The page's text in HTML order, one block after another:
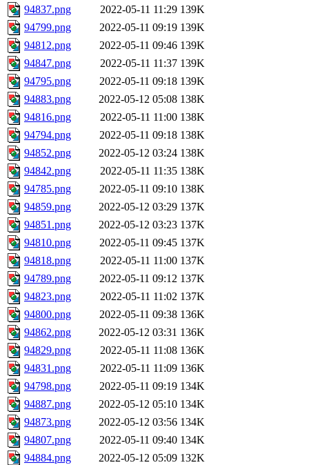
94837.png
2022-05-11 11:29 139K
94799.png
2022-05-11 09:19 139K
94812.png
2022-05-11 09:46 139K
94847.png
2022-05-11 11:37 139K
94795.png
2022-05-11 09:18 139K
94883.png
2022-05-12 05:08 138K
94816.png
2022-05-11 11:00 138K
94794.png
2022-05-11 09:18 138K
94852.png
2022-05-12 03:24 138K
94842.png
2022-05-11 11:35 138K
94785.png
2022-05-11 09:10 138K
94859.png
2022-05-12 03:29 137K
94851.png
2022-05-12 03:23 137K
94810.png
2022-05-11 09:45 137K
94818.png
2022-05-11 11:00 137K
94789.png
2022-05-11 09:12 137K
94823.png
2022-05-11 11:02 137K
94800.png
2022-05-11 09:38 136K
94862.png
2022-05-12 03:31 136K
94829.png
2022-05-11 11:08 136K
94831.png
2022-05-11 11:09 136K
94798.png
2022-05-11 09:19 134K
94887.png
2022-05-12 05:10 134K
94873.png
2022-05-12 03:56 134K
94807.png
2022-05-11 09:40 134K
94884.png
2022-05-12 05:09 132K